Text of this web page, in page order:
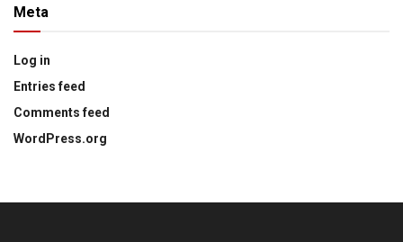
Meta
Log in
Entries feed
Comments feed
WordPress.org